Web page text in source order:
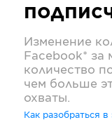
Изменение
Facebook* за
количество
чем больше
охваты.
Как разобраться